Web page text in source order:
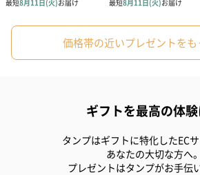
スイーツ
価格帯の近いプレゼントをも
ギフトを最高の体験
タンプはギフトに特化したECサ
あなたの大切な方へ。
プレゼントはタンプがお手伝